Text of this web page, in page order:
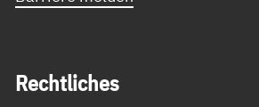
Recht­li­ches